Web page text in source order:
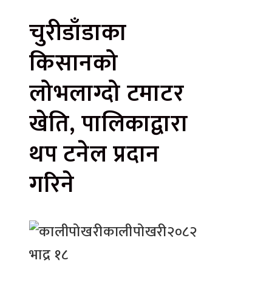
चुरीडाँडाका
किसानको
लोभलाग्दो टमाटर
खेति, पालिकाद्वारा
थप टनेल प्रदान
गरिने
कालीपोखरी२०८२
भाद्र १८